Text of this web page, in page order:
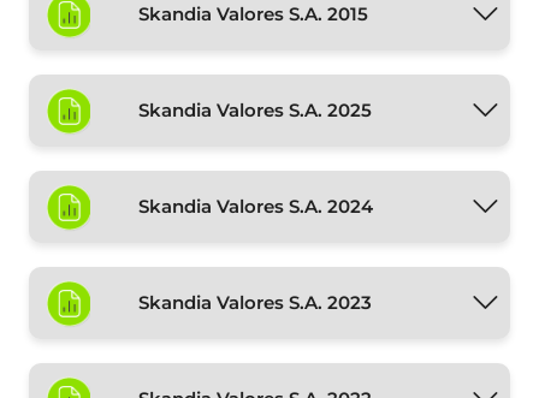
Skandia Valores S.A. 2015
Skandia Valores S.A. 2025
Skandia Valores S.A. 2024
Skandia Valores S.A. 2023